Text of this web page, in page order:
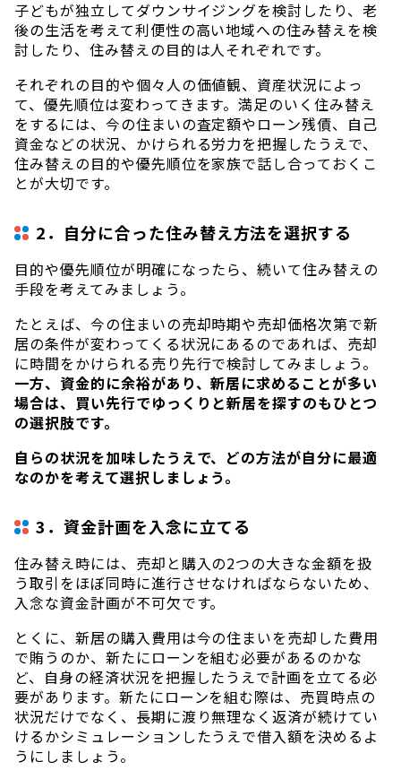
子どもが独立してダウンサイジングを検討したり、老
後の生活を考えて利便性の高い地域への住み替えを検
討したり、住み替えの目的は人それぞれです。
それぞれの目的や個々人の価値観、資産状況によっ
て、優先順位は変わってきます。満足のいく住み替え
をするには、今の住まいの査定額やローン残債、自己
資金などの状況、かけられる労力を把握したうえで、
住み替えの目的や優先順位を家族で話し合っておくこ
とが大切です。
2．自分に合った住み替え方法を選択する
目的や優先順位が明確になったら、続いて住み替えの
手段を考えてみましょう。
たとえば、今の住まいの売却時期や売却価格次第で新
居の条件が変わってくる状況にあるのであれば、売却
に時間をかけられる売り先行で検討してみましょう。
一方、資金的に余裕があり、新居に求めることが多い
場合は、買い先行でゆっくりと新居を探すのもひとつ
の選択肢です。
自らの状況を加味したうえで、どの方法が自分に最適
なのかを考えて選択しましょう。
3．資金計画を入念に立てる
住み替え時には、売却と購入の2つの大きな金額を扱
う取引をほぼ同時に進行させなければならないため、
入念な資金計画が不可欠です。
とくに、新居の購入費用は今の住まいを売却した費用
で賄うのか、新たにローンを組む必要があるのかな
ど、自身の経済状況を把握したうえで計画を立てる必
要があります。新たにローンを組む際は、売買時点の
状況だけでなく、長期に渡り無理なく返済が続けてい
けるかシミュレーションしたうえで借入額を決めるよ
うにしましょう。